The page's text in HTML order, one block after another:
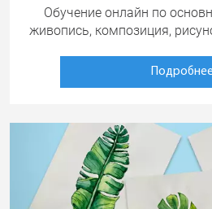
Обучение онлайн по
живопись, композиция,